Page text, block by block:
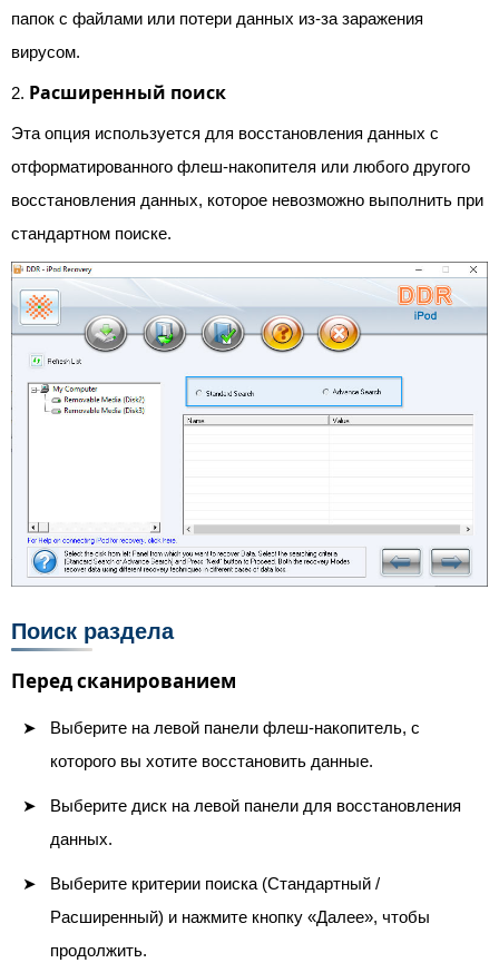
папок с файлами или потери данных из-за заражения
вирусом.
2. Расширенный поиск
Эта опция используется для восстановления данных с
отформатированного флеш-накопителя или любого другого
восстановления данных, которое невозможно выполнить при
стандартном поиске.
Поиск раздела
Перед сканированием
Выберите на левой панели флеш-накопитель, с
которого вы хотите восстановить данные.
Выберите диск на левой панели для восстановления
данных.
Выберите критерии поиска (Стандартный /
Расширенный) и нажмите кнопку «Далее», чтобы
продолжить.